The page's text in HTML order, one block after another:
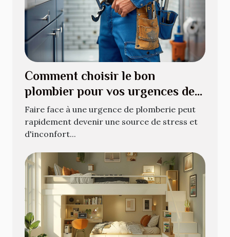
Comment choisir le bon
plombier pour vos urgences de
plomberie
Faire face à une urgence de plomberie peut
rapidement devenir une source de stress et
d'inconfort...